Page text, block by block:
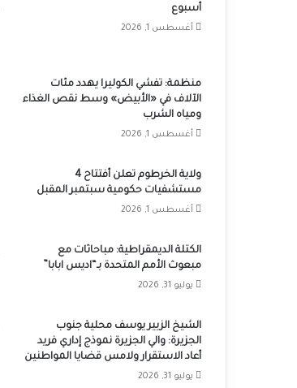
أسبوع
أغسطس 1, 2026
منظمة: تفشي الكوليرا يهدد مئات
الآلاف في «الأبيض» وسط نقص الغذاء
ومياه الشرب
أغسطس 1, 2026
ولاية الخرطوم تعلن أفتتاح 4
مستشفيات حكومية سبتمبر المقبل
أغسطس 1, 2026
الكتلة الديمقراطية: مباحاثات مع
مبعوث الأمم المتحدة بـ“اديس ابابا”
يوليو 31, 2026
الشيخ الزبير يوسف محلية جنوب
الجزيرة: والي الجزيرة نموذج إداري فريد
أعاد الاستقرار ولامس قضايا المواطنين
يوليو 31, 2026